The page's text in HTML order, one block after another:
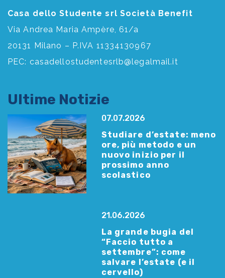
Casa dello Studente srl Società Benefit
Via Andrea Maria Ampère, 61/a
20131 Milano – P.IVA 11334130967
PEC: casadellostudentesrlb@legalmail.it
Ultime Notizie
07.07.2026
Studiare d’estate: meno
ore, più metodo e un
nuovo inizio per il
prossimo anno
scolastico
21.06.2026
La grande bugia del
“Faccio tutto a
settembre”: come
salvare l’estate (e il
cervello)